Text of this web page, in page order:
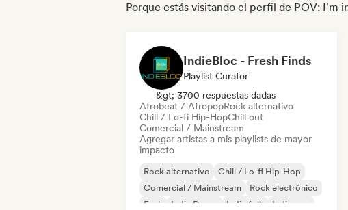
Porque estás visitando el perfil de POV: I'm
IndieBloc - Fresh Finds
Playlist Curator
&gt; 3700 respuestas dadas
Afrobeat / AfropopRock alternativo
Chill / Lo-fi Hip-HopChill out
Comercial / Mainstream
Agregar artistas a mis playlists de mayor
impacto
Rock alternativo
Chill / Lo-fi Hip-Hop
Comercial / Mainstream
Rock electrónico
Funk
Indie Dance Indie folk Indie pop